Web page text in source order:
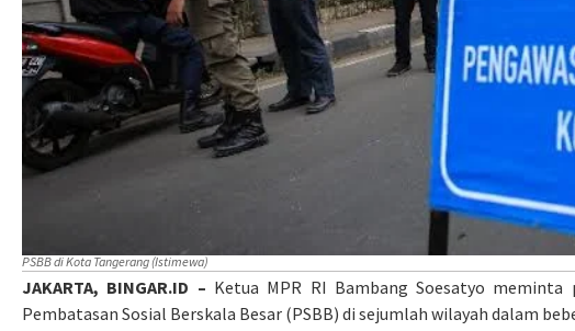
PSBB di Kota Tangerang (Istimewa)
JAKARTA, BINGAR.ID – Ketua MPR RI Bambang Soesatyo
Pembatasan Sosial Berskala Besar (PSBB) di sejumlah wilayah dalam